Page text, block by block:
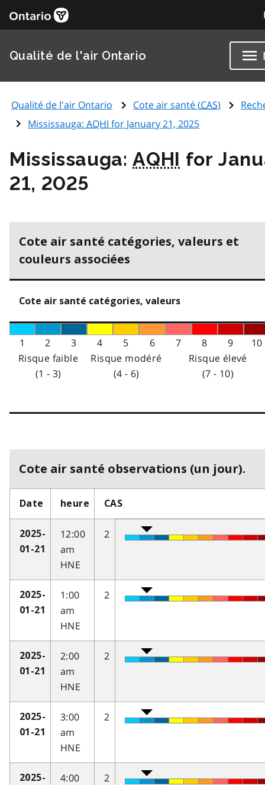
Qualité de l'air Ontario
Qualité de l'air Ontario Cote air santé (CAS)
Mississauga:AQHI for January 21, 2025
Mississauga:AQHI for
21, 2025
Cote air santé catégories, valeurs et
couleurs associées
Cote air santé catégories, valeurs
1 2 3 4 5 6 7 8 9
10
Risque faible
(1 - 3)
Risque modéré
(4 - 6)
Risque élevé
(7 - 10)
Cote air santé observations (un jour).
Date heure CAS
2025-
01-21
12:00
am
HNE
2
2025-
01-21
1:00
am
HNE
2
2025-
01-21
2:00
am
HNE
2
2025-
01-21
3:00
am
HNE
2
2025-
4:00
2